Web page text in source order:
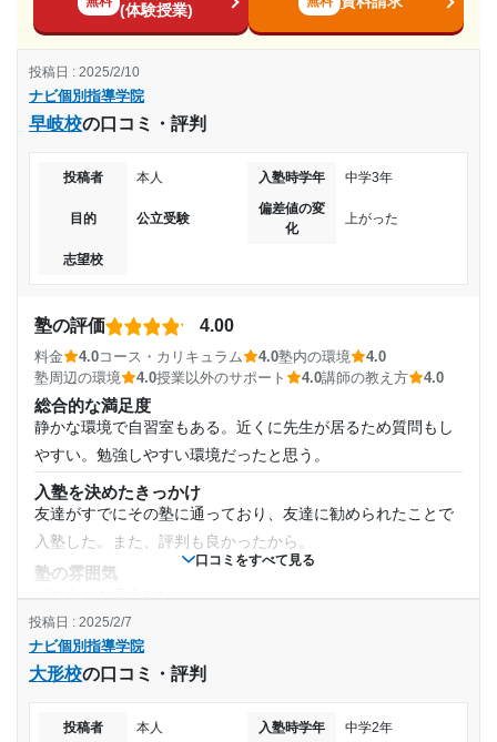
2017年以前
入塾時の学年
小学3年
受講コース
1日あたりの授業時間
1時間～2時間未満
月額料金
10,001円〜20,000円
達成
が受けたコースでは妥当な値段だと感じました。
短い期間しか入塾していなかったが、周りの生徒たちを見る
に成績はかなり上がっていると感じ取れた。
講師の教え方
明も分かりやすくてとても助かりました。
塾内の環境
地方都市の塾ということもあり、良くも悪くも普通の設備で
した。基本的にデジタル機器を使うことはありませんでし
塾周辺の環境
駅からはやや離れている。それ以外で特に注目したことは無
かった。近くに別の塾が何点かありました。
授業以外のサポート
(相談・面談、家庭学習のサポート、授業以外のコミュニケーション等)
積極的な相談やコミュニケーションは特になかったです。家
庭学習はなく、その場で解いて、直していく形でした。
利用詳細
通塾期間
入塾時の学年
中学2年
(体験授業)
口コミをすべて見る
ナビ個別指導学院
早岐校の口コミ・評判
投稿日 : 2025/2/10
投稿者 本人 入塾時学年 中学3年
目的 公立受験
偏差値の変
化
上がった
志望校
塾の評価 4.00
料金 4.0コース・カリキュラム 4.0塾内の環境
4.0
塾周辺の環境
4.0授業以外のサポート 4.0講師の教え方 4.0
総合的な満足度
静かな環境で自習室もある。近くに先生が居るため質問もし
やすい。勉強しやすい環境だったと思う。
入塾を決めたきっかけ
友達がすでにその塾に通っており、友達に勧められたことで
入塾した。また、評判も良かったから。
塾の雰囲気
料金
分かりやすい授業だったため、それほど高い料金ではなかっ
たと思う。しかし、夏期講習などの料金が高かったと思う。
全体授業と個別授業の両方がある。個別でも全体でも分かり
ナビ個別指導学院
大形校の口コミ・評判
投稿日 : 2025/2/7
投稿者 本人 入塾時学年 中学2年